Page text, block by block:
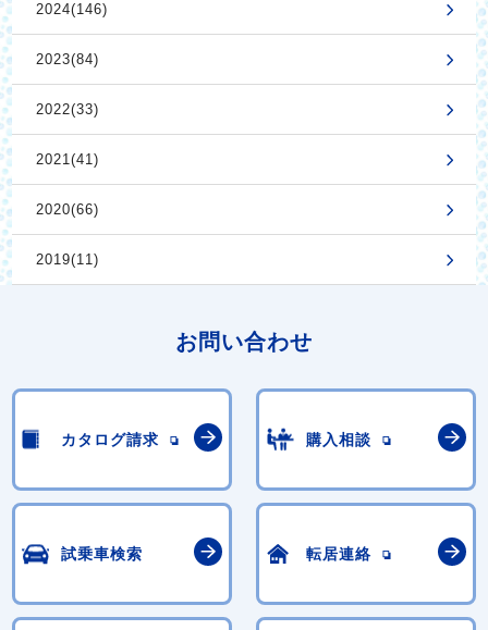
2024(146)
2023(84)
2022(33)
2021(41)
2020(66)
2019(11)
お問い合わせ
カタログ請求 購入相談
試乗車検索 転居連絡